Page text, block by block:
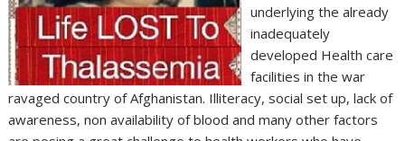
underlying the already
inadequately
developed Health care
facilities in the war
ravaged country of Afghanistan. Illiteracy, social set up, lack of
awareness, non availability of blood and many other factors